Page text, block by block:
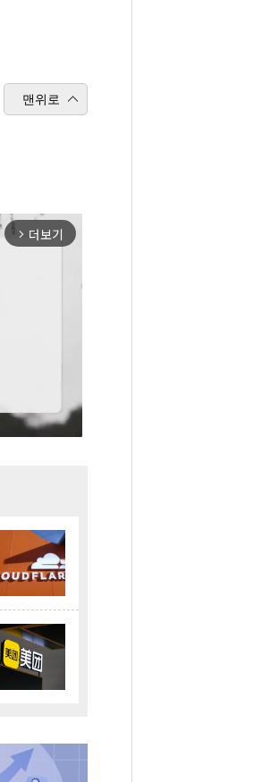
맨위로
arrow_forward_ios 더보기